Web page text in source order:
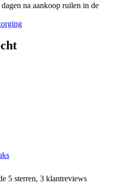
na aankoop ruilen in de
5 sterren, 3 klantreviews